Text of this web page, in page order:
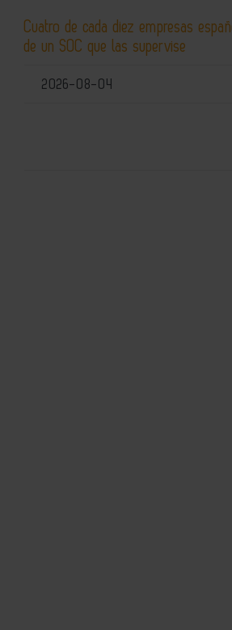
Cuatro de cada diez empresas
de un SOC que las supervise
2026-08-04